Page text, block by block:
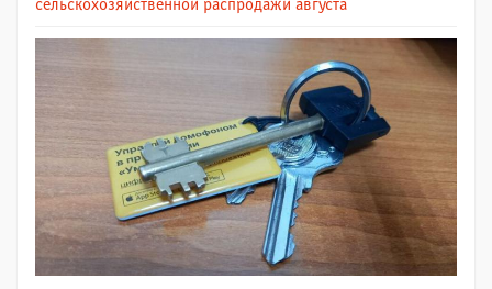
сельскохозяйственной распродажи августа